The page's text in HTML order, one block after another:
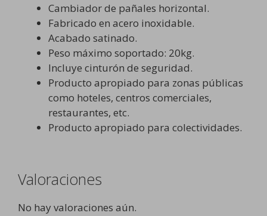
Cambiador de pañales horizontal.
Fabricado en acero inoxidable.
Acabado satinado.
Peso máximo soportado: 20kg.
Incluye cinturón de seguridad.
Producto apropiado para zonas públicas
como hoteles, centros comerciales,
restaurantes, etc.
Producto apropiado para colectividades.
Valoraciones
No hay valoraciones aún.